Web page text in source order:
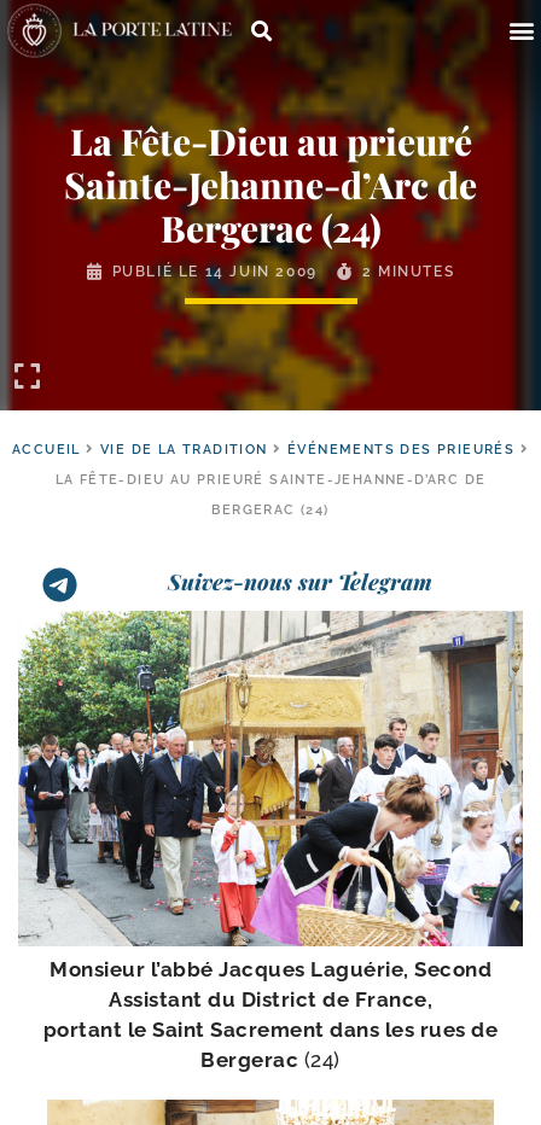
La Fête-​Dieu au prieuré
Sainte-​Jehanne-​d’Arc de
Bergerac (24)
PUBLIÉ LE 14 JUIN 2009 2 MINUTES
ACCUEIL VIE DE LA TRADITION
ÉVÉNEMENTS DES PRIEURÉS
LA FÊTE-​DIEU AU PRIEURÉ SAINTE-​JEHANNE-​D’ARC DE
BERGERAC (24)
Suivez-nous sur Telegram
Monsieur l’ab­bé Jacques Laguérie, Second
Assistant du District de France,
por­tant le Saint Sacrement dans les rues de
Bergerac (24)